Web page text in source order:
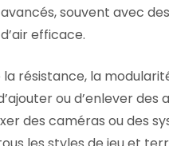
souvent avec
efficace.
résistance, la
ou d’enlever
des caméras ou des